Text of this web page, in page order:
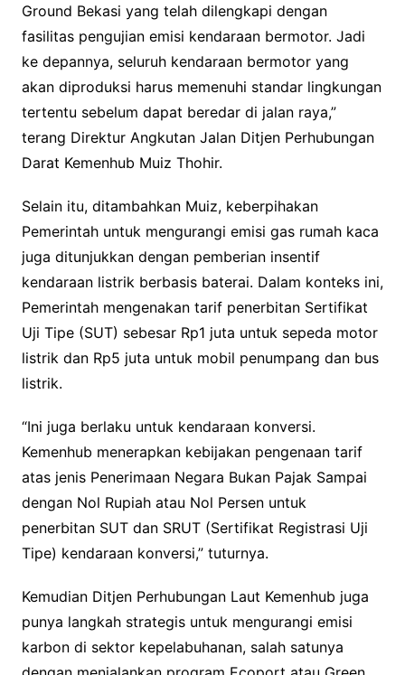
Ground Bekasi yang telah dilengkapi dengan
fasilitas pengujian emisi kendaraan bermotor. Jadi
ke depannya, seluruh kendaraan bermotor yang
akan diproduksi harus memenuhi standar lingkungan
tertentu sebelum dapat beredar di jalan raya,”
terang Direktur Angkutan Jalan Ditjen Perhubungan
Darat Kemenhub Muiz Thohir.
Selain itu, ditambahkan Muiz, keberpihakan
Pemerintah untuk mengurangi emisi gas rumah kaca
juga ditunjukkan dengan pemberian insentif
kendaraan listrik berbasis baterai. Dalam konteks ini,
Pemerintah mengenakan tarif penerbitan Sertifikat
Uji Tipe (SUT) sebesar Rp1 juta untuk sepeda motor
listrik dan Rp5 juta untuk mobil penumpang dan bus
listrik.
“Ini juga berlaku untuk kendaraan konversi.
Kemenhub menerapkan kebijakan pengenaan tarif
atas jenis Penerimaan Negara Bukan Pajak Sampai
dengan Nol Rupiah atau Nol Persen untuk
penerbitan SUT dan SRUT (Sertifikat Registrasi Uji
Tipe) kendaraan konversi,” tuturnya.
Kemudian Ditjen Perhubungan Laut Kemenhub juga
punya langkah strategis untuk mengurangi emisi
karbon di sektor kepelabuhanan, salah satunya